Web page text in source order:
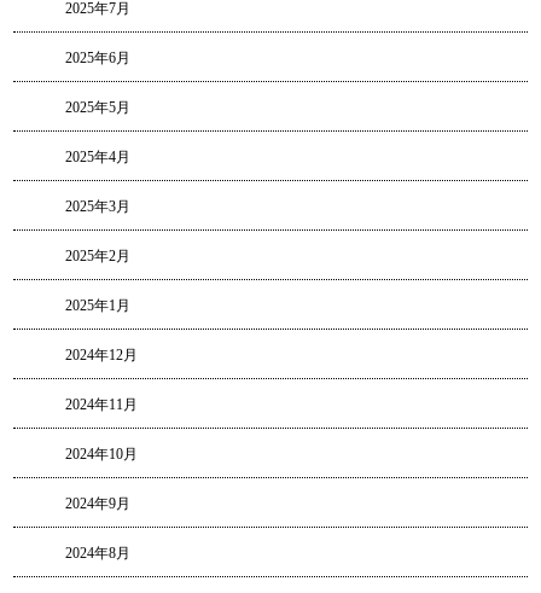
2025年7月
2025年6月
2025年5月
2025年4月
2025年3月
2025年2月
2025年1月
2024年12月
2024年11月
2024年10月
2024年9月
2024年8月